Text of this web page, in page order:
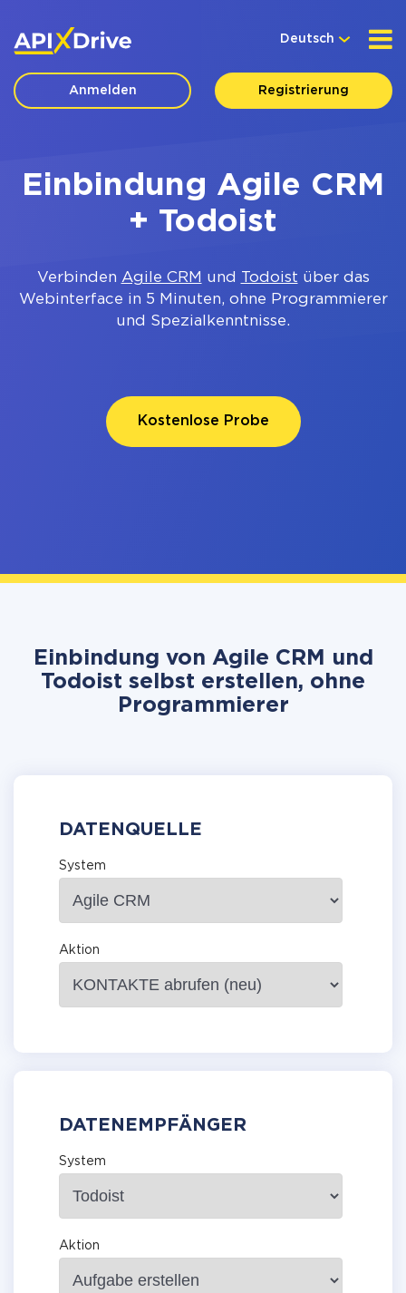
Deutsch
Anmelden Registrierung
Einbindung Agile CRM
+ Todoist
Verbinden Agile CRM und Todoist über das
Webinterface in 5 Minuten, ohne Programmierer
und Spezialkenntnisse.
Kostenlose Probe
Einbindung von Agile CRM und
Todoist selbst erstellen, ohne
Programmierer
DATENQUELLE
System
Aktion
DATENEMPFÄNGER
System
Aktion